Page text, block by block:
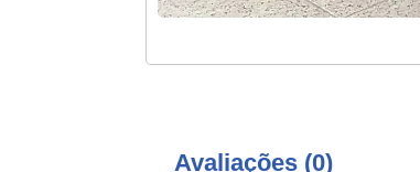
Avaliações (0)